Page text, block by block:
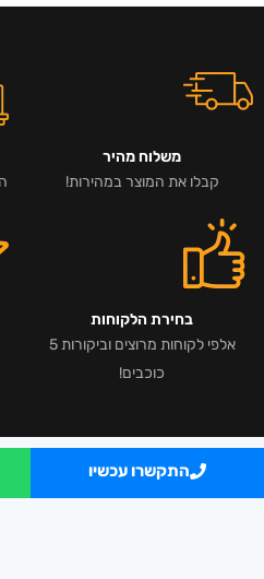
משלוח מהיר
קבלו את המוצר במהירות!
בחירת הלקוחות
אלפי לקוחות מרוצים וביקורות 5
כוכבים!
התקשרו עכשיו